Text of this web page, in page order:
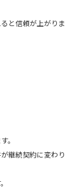
と信頼が上がりま
。
継続契約に変わり